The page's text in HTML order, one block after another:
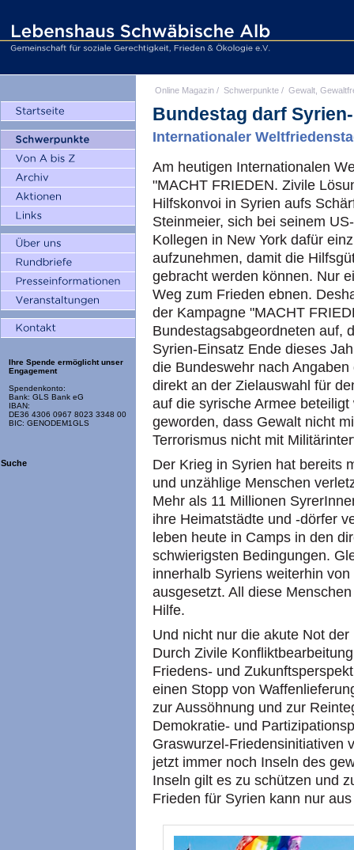
Ihre Spende ermöglicht unser
Engagement
Spendenkonto:
Bank: GLS Bank eG
IBAN:
DE36 4306 0967 8023 3348 00
BIC: GENODEM1GLS
Suche
Online Magazin / Schwerpunkte / Gewalt,
Bundestag darf
Internationaler
Am heutigen Internationalen
"MACHT FRIEDEN. Zivile
Hilfskonvoi in Syrien aufs
Steinmeier, sich bei seinem
Kollegen in New York dafür
aufzunehmen, damit die
gebracht werden können. Nur
Weg zum Frieden ebnen.
der Kampagne "MACHT
Bundestagsabgeordneten auf,
Syrien-Einsatz Ende dieses
die Bundeswehr nach
direkt an der Zielauswahl für
auf die syrische Armee
geworden, dass Gewalt nicht
Terrorismus nicht mit
Der Krieg in Syrien hat bereits
und unzählige Menschen
Mehr als 11 Millionen
ihre Heimatstädte und -dörfer
leben heute in Camps in den
schwierigsten Bedingungen.
innerhalb Syriens weiterhin
ausgesetzt. All diese
Hilfe.
Und nicht nur die akute Not
Durch Zivile
Friedens- und
einen Stopp von
zur Aussöhnung und zur
Demokratie- und
Graswurzel-Friedensinitiativen
jetzt immer noch Inseln des
Inseln gilt es zu schützen und
Frieden für Syrien kann nur